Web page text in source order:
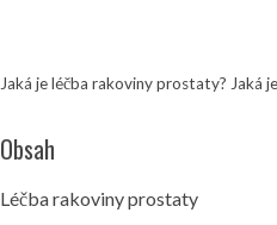
Jaká je léčba rakoviny prostaty? Jaká
Obsah
Léčba rakoviny prostaty